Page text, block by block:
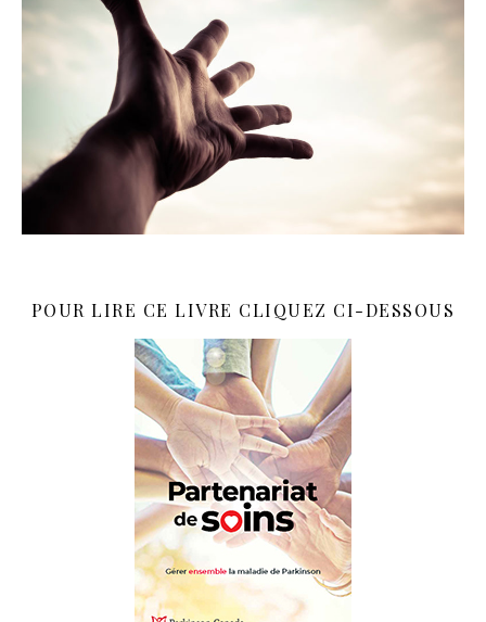
POUR LIRE CE LIVRE CLIQUEZ CI-DESSOUS